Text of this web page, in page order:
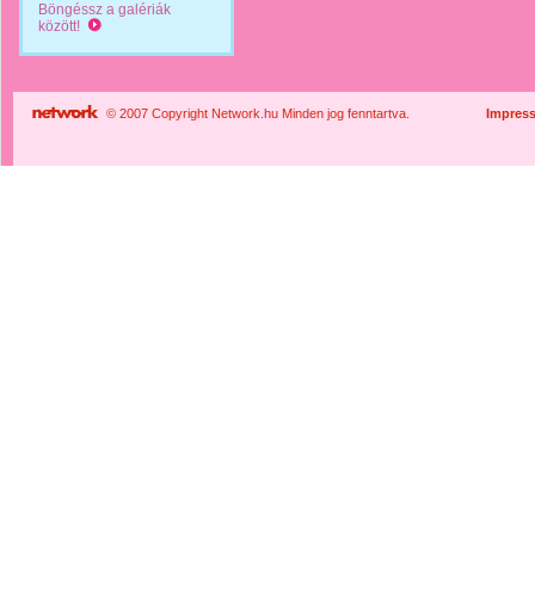
Böngéssz a galériák
között!
© 2007 Copyright Network.hu Minden jog fenntartva.